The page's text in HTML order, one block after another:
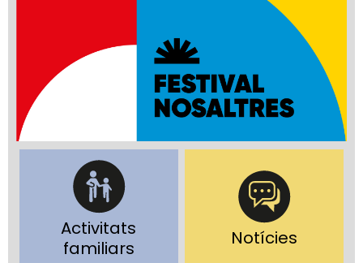
Activitats
familiars
Notícies